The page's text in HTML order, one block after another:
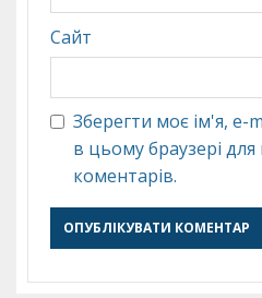
Сайт
Зберегти моє ім'я, e-
в цьому браузері
коментарів.